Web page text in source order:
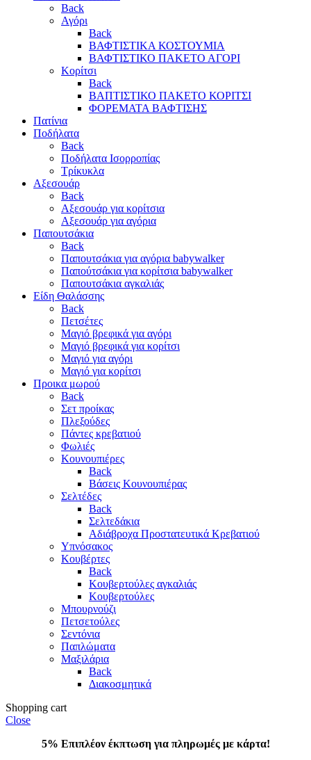
Back
Αγόρι
Back
ΒΑΦΤΙΣΤΙΚΑ ΚΟΣΤΟΥΜΙΑ
ΒΑΦΤΙΣΤΙΚΟ ΠΑΚΕΤΟ ΑΓΟΡΙ
Κορίτσι
Back
ΒΑΠΤΙΣΤΙΚΟ ΠΑΚΕΤΟ ΚΟΡΙΤΣΙ
ΦΟΡΕΜΑΤΑ ΒΑΦΤΙΣΗΣ
Πατίνια
Ποδήλατα
Back
Ποδήλατα Ισορροπίας
Τρίκυκλα
Αξεσουάρ
Back
Αξεσουάρ για κορίτσια
Αξεσουάρ για αγόρια
Παπουτσάκια
Back
Παπουτσάκια για αγόρια babywalker
Παπούτσάκια για κορίτσια babywalker
Παπουτσάκια αγκαλιάς
Είδη Θαλάσσης
Back
Πετσέτες
Μαγιό βρεφικά για αγόρι
Μαγιό βρεφικά για κορίτσι
Μαγιό για αγόρι
Μαγιό για κορίτσι
Προικα μωρού
Back
Σετ προίκας
Πλεξούδες
Πάντες κρεβατιού
Φωλιές
Κουνουπιέρες
Back
Βάσεις Κουνουπιέρας
Σελτέδες
Back
Σελτεδάκια
Αδιάβροχα Προστατευτικά Κρεβατιού
Υπνόσακος
Κουβέρτες
Back
Κουβερτούλες αγκαλιάς
Κουβερτούλες
Μπουρνούζι
Πετσετούλες
Σεντόνια
Παπλώματα
Μαξιλάρια
Back
Διακοσμητικά
Shopping cart
Close
5% Επιπλέον έκπτωση για πληρωμές με κάρτα!